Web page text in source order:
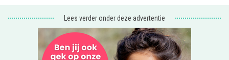
Lees verder onder deze advertentie